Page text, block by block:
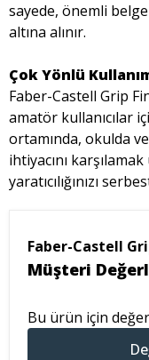
sayede, önemli
altına alınır.
Çok Yönlü
Faber-Castell Grip
amatör kullanıcılar
ortamında, okulda
ihtiyacını
yaratıcılığınızı
Faber-Castell
Müşteri
Bu ürün için